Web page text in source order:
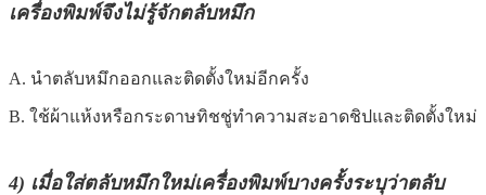
เครื่องพิมพ์จึงไม่รู้จักตลับหมึก
A. นำตลับหมึกออกและติดตั้งใหม่อีกครั้ง
B. ใช้ผ้าแห้งหรือกระดาษทิชชู่ทำความสะอาดชิปและติดตั้งใหม่
4) เมื่อใส่ตลับหมึกใหม่เครื่องพิมพ์บางครั้งระบุว่าตลับ